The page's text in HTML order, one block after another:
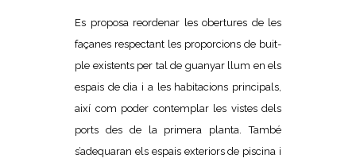
Es proposa reordenar les obertures de les
façanes respectant les proporcions de buit-
ple existents per tal de guanyar llum en els
espais de dia i a les habitacions principals,
així com poder contemplar les vistes dels
ports des de la primera planta. També
s’adequaran els espais exteriors de piscina i